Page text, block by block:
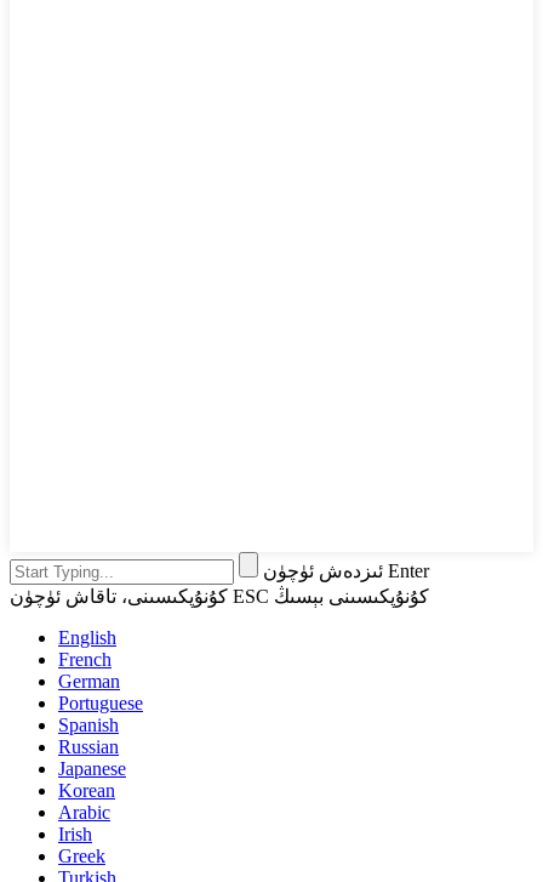
ئىزدەش ئۈچۈن Enter
كۇنۇپكىسىنى، تاقاش ئۈچۈن ESC كۇنۇپكىسىنى بېسىڭ
English
French
German
Portuguese
Spanish
Russian
Japanese
Korean
Arabic
Irish
Greek